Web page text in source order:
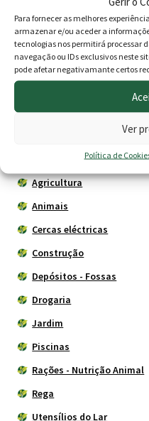
Para fornecer as melhores
armazenar e/ou aceder a
tecnologias nos permitirá processar
navegação ou IDs exclusivos neste
pode afetar negativamante certos
Ver
Política de
Fogão a Gás de Ferro
Fundido GB12 – OGB09-1
29.90€O
preço
29.90 €.
24.90€O
é:
Adicionar
Agricultura
Animais
Cercas eléctricas
Construção
Depósitos - Fossas
Drogaria
Jardim
Piscinas
Rações - Nutrição Animal
Rega
Utensílios do Lar